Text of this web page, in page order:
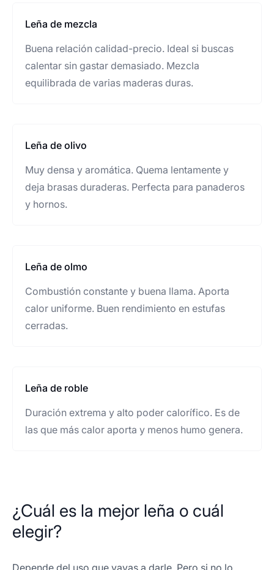
Leña de mezcla
Buena relación calidad-precio. Ideal si buscas
calentar sin gastar demasiado. Mezcla
equilibrada de varias maderas duras.
Leña de olivo
Muy densa y aromática. Quema lentamente y
deja brasas duraderas. Perfecta para panaderos
y hornos.
Leña de olmo
Combustión constante y buena llama. Aporta
calor uniforme. Buen rendimiento en estufas
cerradas.
Leña de roble
Duración extrema y alto poder calorífico. Es de
las que más calor aporta y menos humo genera.
¿Cuál es la mejor leña o cuál
elegir?
Depende del uso que vayas a darle. Pero si no lo